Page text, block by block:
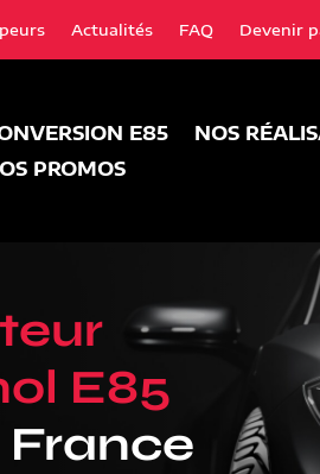
Actualités FAQ Devenir
E85
NOS
PROMOS
E85